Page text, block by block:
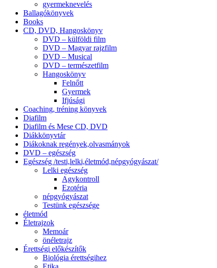
gyermeknevelés
Ballagókönyvek
Books
CD, DVD, Hangoskönyv
DVD – külföldi film
DVD – Magyar rajzfilm
DVD – Musical
DVD – természetfilm
Hangoskönyv
Felnőtt
Gyermek
Ifjúsági
Coaching, tréning könyvek
Diafilm
Diafilm és Mese CD, DVD
Diákkönyvtár
Diákoknak regények,olvasmányok
DVD – egészség
Egészség /testi,lelki,életmód,népgyógyászat/
Lelki egészség
Agykontroll
Ezotéria
népgyógyászat
Testünk egészsége
életmód
Életrajzok
Memoár
önéletrajz
Érettségi előkészítők
Biológia érettségihez
Etika